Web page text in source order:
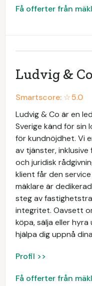
Få offerter från
Ludvig & Co
Smartscore: ☆5.0
Ludvig & Co är en
Sverige känd för sin
för kundnöjdhet. Vi
av tjänster,
och juridisk
klient får den
mäklare är
steg av
integritet. Oavsett
köpa, sälja eller
hjälpa dig uppnå
Profil >>
Få offerter från